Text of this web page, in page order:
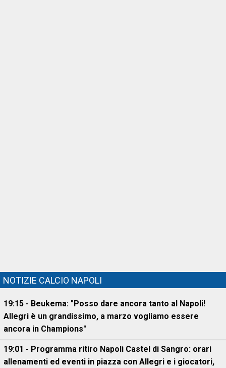
NOTIZIE CALCIO NAPOLI
19:15 - Beukema: "Posso dare ancora tanto al Napoli!
Allegri è un grandissimo, a marzo vogliamo essere
ancora in Champions"
19:01 - Programma ritiro Napoli Castel di Sangro: orari
allenamenti ed eventi in piazza con Allegri e i giocatori,